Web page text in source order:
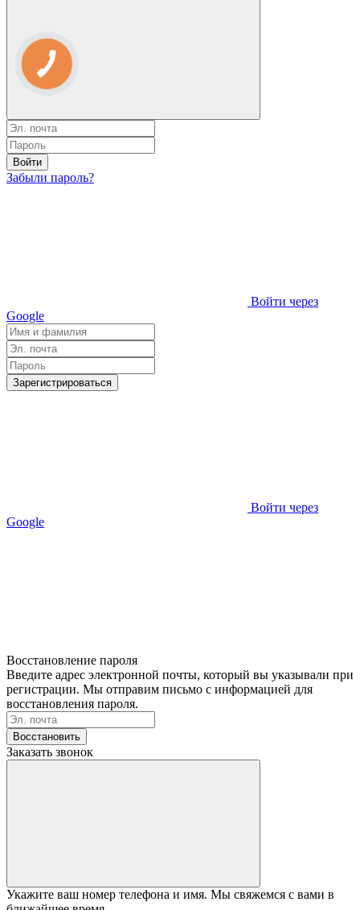
Войти
Забыли пароль?
Войти через
Google
Зарегистрироваться
Войти через
Google
Восстановление пароля
Введите адрес электронной почты, который вы указывали при
регистрации. Мы отправим письмо с информацией для
восстановления пароля.
Восстановить
Заказать звонок
Укажите ваш номер телефона и имя. Мы свяжемся с вами в